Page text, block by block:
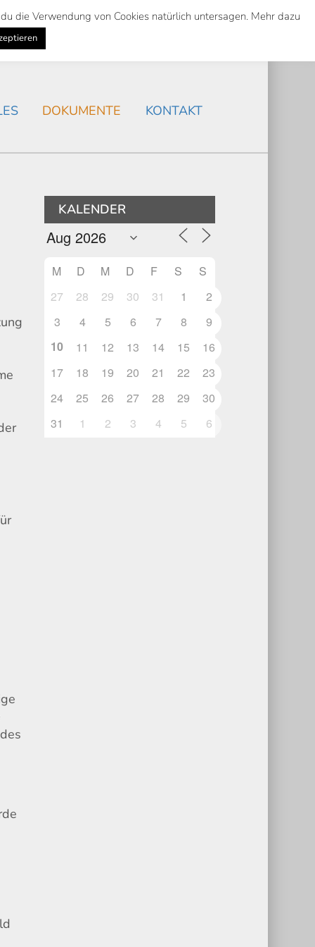
Suche
Search
AKTUELLES
DOKUMENTE KONTAKT
KALENDER
M D M D F S
S
27
28 29 30 31 1
2
3
4 5 6 7 8
9
10
11 12 13 14 15
16
17
18 19 20 21 22
23
24
25 26 27 28 29
30
31
1 2 3 4 5 6
die Verwendung von Cookies natürlich untersagen. Mehr dazu